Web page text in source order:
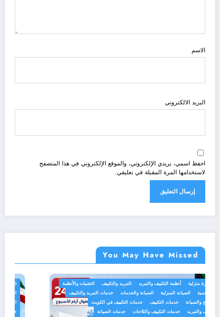
الاسم
البريد الالكتروني
احفظ اسمي، بريدي الإلكتروني، والموقع الإلكتروني في هذا المتصفح
لاستخدامها المرة المقبلة في تعليقي.
You May Have Missed
BLOG أجهزة منزلية أنظمة التكييف والتبريد التبريد والتكييف
التقنيات والأنظمة
الخدمات الهندسية
الصيانة المنزلية الصيانة والخدمات
خدمات التبريد والتكييف
خدمات التصليح والصيانة
خدمات التكييف
خدمات التكييف في الكويت
خدمات التكييف والتبريد
خدمات التكييف والثلاجات
خدمات الصيانة